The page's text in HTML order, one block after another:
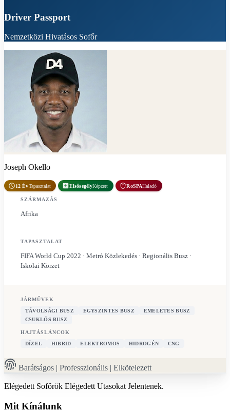
Driver Passport
Nemzetközi Hivatásos Sofőr
Joseph Okello
12 ÉvTapasztalat ElsősegélyKépzett RoSPAHaladó
SZÁRMAZÁS
Afrika
TAPASZTALAT
FIFA World Cup 2022 · Metró Közlekedés · Regionális Busz ·
Iskolai Körzet
JÁRMŰVEK
TÁVOLSÁGI BUSZ EGYSZINTES BUSZ
EMELETES BUSZ
CSUKLÓS BUSZ
HAJTÁSLÁNCOK
DÍZEL HIBRID ELEKTROMOS HIDROGÉN CNG
Barátságos | Professzionális | Elkötelezett
Elégedett Sofőrök Elégedett Utasokat Jelentenek.
Mit Kínálunk